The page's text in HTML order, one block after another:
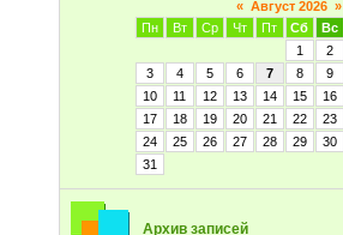
« Август 2026 »
Пн
Вт Ср Чт Пт Сб
Вс
1
2
3
4 5 6 7 8
9
10
11 12 13 14 15
16
17
18 19 20 21 22
23
24
25 26 27 28 29
30
31
Архив записей